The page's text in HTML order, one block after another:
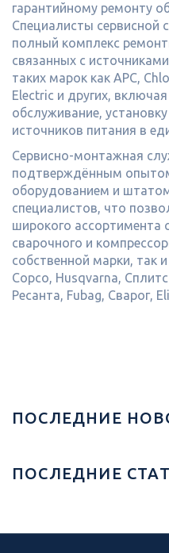
гарантийному ремонту
Специалисты сервисной
полный комплекс
связанных с
таких марок как APC,
Electric и других,
обслуживание,
источников питания в
Сервисно-монтажная
подтверждённым
оборудованием и
специалистов, что
широкого ассортимента
сварочного и
собственной марки, так
Copco, Husqvarna,
Ресанта, Fubag, Сварог,
ПОСЛЕДНИЕ
ПОСЛЕДНИЕ